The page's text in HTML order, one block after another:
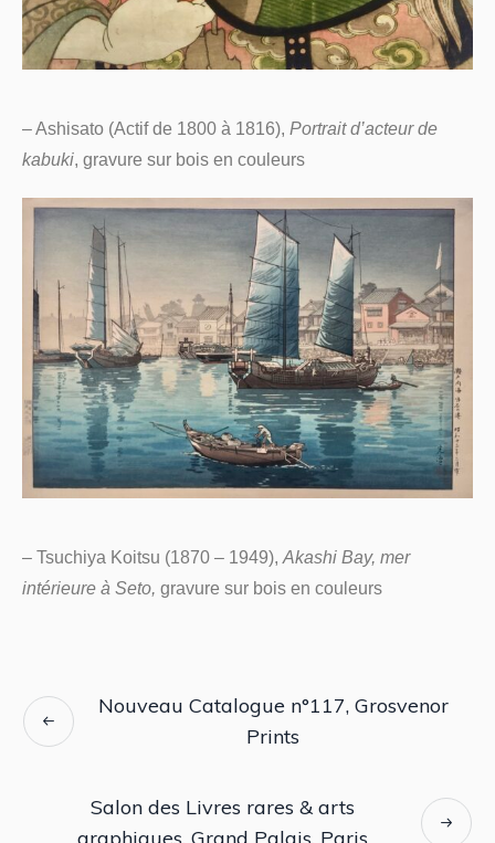
– Ashisato (Actif de 1800 à 1816), Portrait d’acteur de
kabuki, gravure sur bois en couleurs
– Tsuchiya Koitsu (1870 – 1949), Akashi Bay, mer
intérieure à Seto, gravure sur bois en couleurs
Nouveau Catalogue n°117, Grosvenor
Prints
Salon des Livres rares & arts